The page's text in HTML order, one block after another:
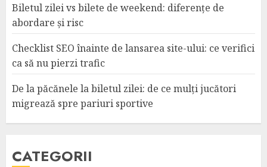
Biletul zilei vs bilete de weekend: diferențe de
abordare și risc
Checklist SEO înainte de lansarea site-ului: ce verifici
ca să nu pierzi trafic
De la păcănele la biletul zilei: de ce mulți jucători
migrează spre pariuri sportive
CATEGORII